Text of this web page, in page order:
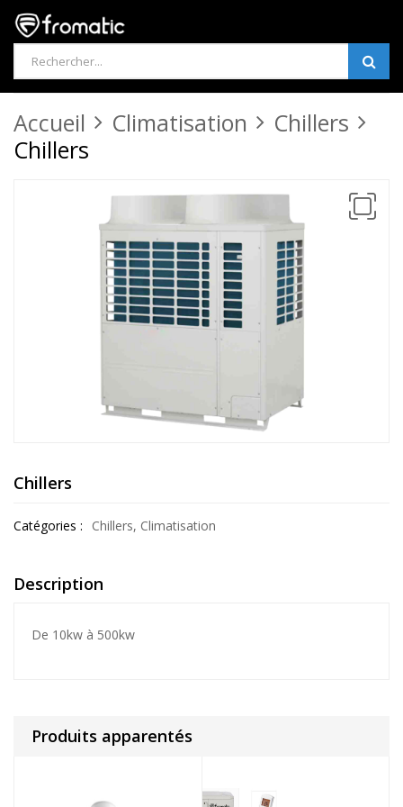
Products
search
Accueil Climatisation
Chillers
Chillers
Chillers
Catégories : Chillers, Climatisation
Description
De 10kw à 500kw
Produits apparentés